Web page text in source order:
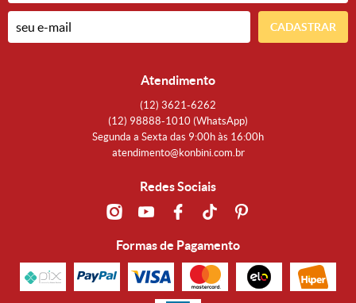
CADASTRAR
Atendimento
(12) 3621-6262
(12) 98888-1010 (WhatsApp)
Segunda a Sexta das 9:00h às 16:00h
atendimento@konbini.com.br
Redes Sociais
Formas de Pagamento